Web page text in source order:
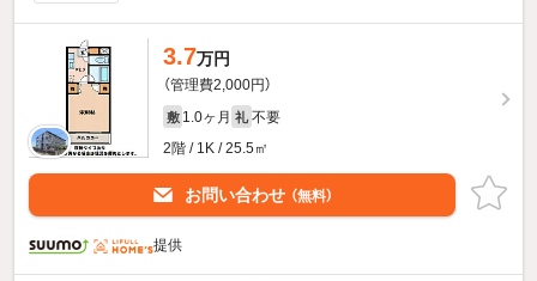
3.7万円
（管理費2,000円）
敷 1.0ヶ月 礼 不要
2階 / 1K / 25.5㎡
お問い合わせ （無料）
提供